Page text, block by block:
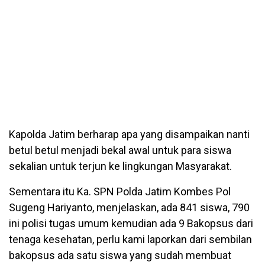
Kapolda Jatim berharap apa yang disampaikan nanti
betul betul menjadi bekal awal untuk para siswa
sekalian untuk terjun ke lingkungan Masyarakat.
Sementara itu Ka. SPN Polda Jatim Kombes Pol
Sugeng Hariyanto, menjelaskan, ada 841 siswa, 790
ini polisi tugas umum kemudian ada 9 Bakopsus dari
tenaga kesehatan, perlu kami laporkan dari sembilan
bakopsus ada satu siswa yang sudah membuat